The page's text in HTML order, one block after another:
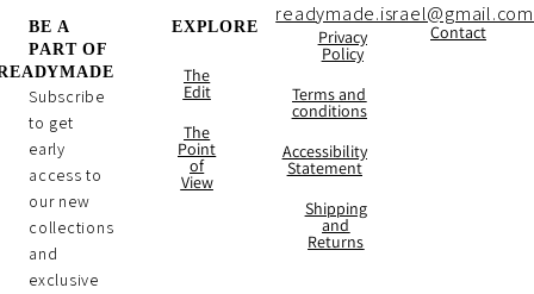
readymade.israel@gmail.com
Contact
Privacy
Policy
Terms and
conditions
Accessibility
Statement
Shipping
and
Returns
EXPLORE
The
Edit
The
Point
of
View
BE A
PART OF
Subscribe
to get
early
access to
our new
collections
and
exclusive